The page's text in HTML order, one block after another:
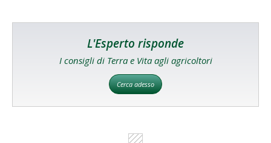
L'Esperto risponde
I consigli di Terra e Vita agli agricoltori
Cerca adesso